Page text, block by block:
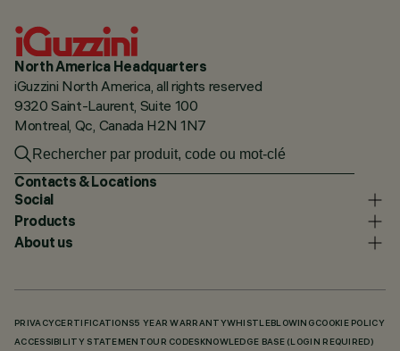
North America Headquarters
iGuzzini North America, all rights reserved
9320 Saint-Laurent, Suite 100
Montreal, Qc, Canada H2N 1N7
Contacts & Locations
Social
Products
About us
PRIVACY CERTIFICATIONS5 YEAR WARRANTYWHISTLEBLOWING COOKIE POLICY
ACCESSIBILITY STATEMENT OUR CODES KNOWLEDGE BASE (LOGIN REQUIRED)